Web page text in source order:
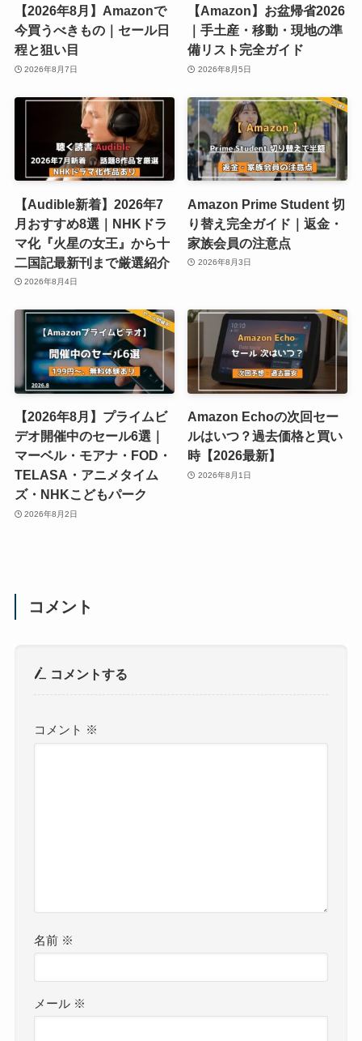
【2026年8月】Amazonで
今買うべきもの｜セール日
程と狙い目
2026年8月7日
【Amazon】お盆帰省2026
｜手土産・移動・現地の準
備リスト完全ガイド
2026年8月5日
【Audible新着】2026年7
月おすすめ8選｜NHKドラ
マ化『火星の女王』から十
二国記最新刊まで厳選紹介
2026年8月4日
Amazon Prime Student 切
り替え完全ガイド｜返金・
家族会員の注意点
2026年8月3日
【2026年8月】プライムビ
デオ開催中のセール6選｜
マーベル・モアナ・FOD・
TELASA・アニメタイム
ズ・NHKこどもパーク
2026年8月2日
Amazon Echoの次回セー
ルはいつ？過去価格と買い
時【2026最新】
2026年8月1日
コメント
コメントする
コメント ※
名前 ※
メール ※